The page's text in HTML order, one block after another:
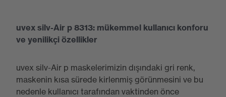
uvex silv-Air p 8313: mükemmel kullanıcı konforu
ve yenilikçi özellikler
uvex silv-Air p maskelerimizin dışındaki gri renk,
maskenin kısa sürede kirlenmiş görünmesini ve bu
nedenle kullanıcı tarafından vaktinden önce